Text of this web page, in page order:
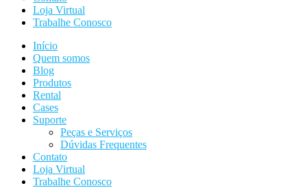
Loja Virtual
Trabalhe Conosco
Início
Quem somos
Blog
Produtos
Rental
Cases
Suporte
Peças e Serviços
Dúvidas Frequentes
Contato
Loja Virtual
Trabalhe Conosco